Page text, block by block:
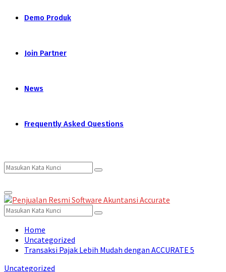
Demo Produk
Join Partner
News
Frequently Asked Questions
Search
for:
Search
Primary
Menu
Search
for:
Search
Home
Uncategorized
Transaksi Pajak Lebih Mudah dengan ACCURATE 5
Uncategorized